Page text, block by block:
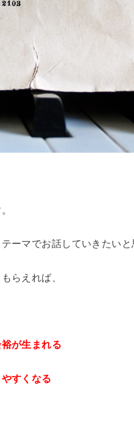
ーマでお話していきたいと
らえれば、
が生まれる
すくなる